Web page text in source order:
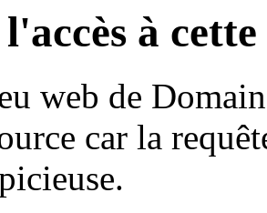
à
web de
car la